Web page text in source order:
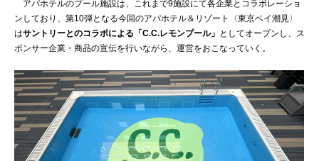
アパホテルのプール施設は、これまで9施設にて各企業とコラボレーショ
ンしており、第10弾となる今回のアパホテル＆リゾート〈東京ベイ潮見〉
はサントリーとのコラボによる「C.C.レモンプール」 としてオープンし、ス
ポンサー企業・商品の宣伝を行いながら、運営をおこなっていく。